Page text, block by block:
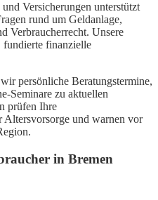
Versicherungen unterstützt
rund um Geldanlage,
Verbraucherrecht. Unsere
fundierte finanzielle
persönliche Beratungstermine,
Seminare zu aktuellen
prüfen Ihre
Altersvorsorge und warnen vor
in Bremen